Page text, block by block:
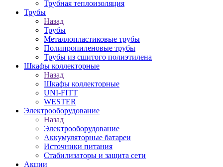
Трубная теплоизоляция
Трубы
Назад
Трубы
Металлопластиковые трубы
Полипропиленовые трубы
Трубы из сшитого полиэтилена
Шкафы коллекторные
Назад
Шкафы коллекторные
UNI-FITT
WESTER
Электрооборудование
Назад
Электрооборудование
Аккумуляторные батареи
Источники питания
Стабилизаторы и защита сети
Акции